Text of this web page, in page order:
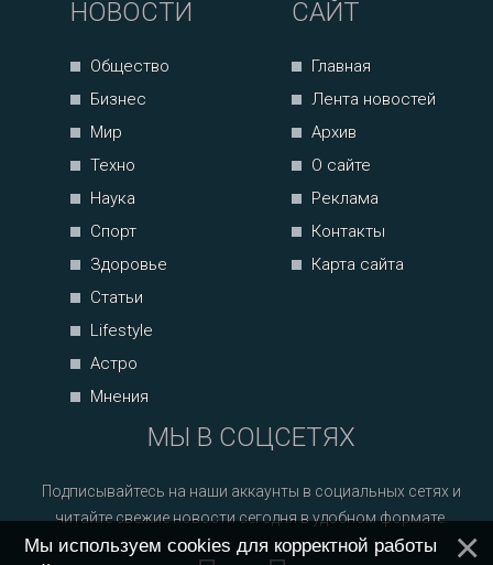
НОВОСТИ
Общество
Бизнес
Мир
Техно
Наука
Спорт
Здоровье
Статьи
Lifestyle
Астро
Мнения
САЙТ
Главная
Лента новостей
Архив
О сайте
Реклама
Контакты
Карта сайта
МЫ В СОЦСЕТЯХ
Подписывайтесь на наши аккаунты в социальных сетях и
читайте свежие новости сегодня в удобном формате.
Мы используем cookies для корректной работы